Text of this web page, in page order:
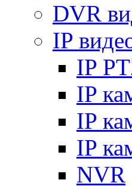
DVR
IP
IP
IP
IP
IP
NVR